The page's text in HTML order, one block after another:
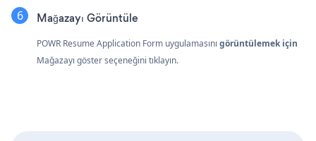
Mağazayı Görüntüle
POWR Resume Application Form uygulamasını görüntülemek için
Mağazayı göster seçeneğini tıklayın.